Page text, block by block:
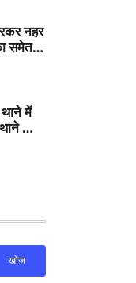
नहर
समेत
में
क़ी
हुए